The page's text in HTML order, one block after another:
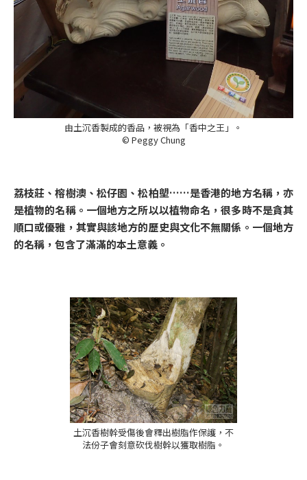
由土沉香製成的香品，被視為「香中之王」。
© Peggy Chung
荔枝莊、榕樹澳、松仔園、松柏塱……是香港的地方名稱，亦
是植物的名稱。一個地方之所以以植物命名，很多時不是貪其
順口或優雅，其實與該地方的歷史與文化不無關係。一個地方
的名稱，包含了滿滿的本土意義。
土沉香樹幹受傷後會釋出樹脂作保護，不
法份子會刻意砍伐樹幹以獲取樹脂。